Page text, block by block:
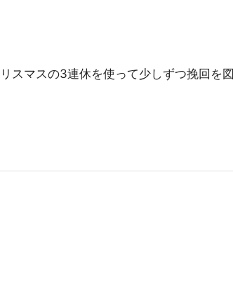
スマスの3連休を使って少しずつ挽回を